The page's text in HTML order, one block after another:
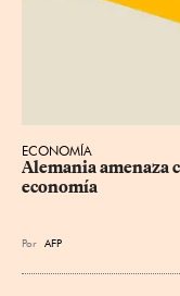
ECONOMÍA
Alemania amenaza
economía
Por AFP